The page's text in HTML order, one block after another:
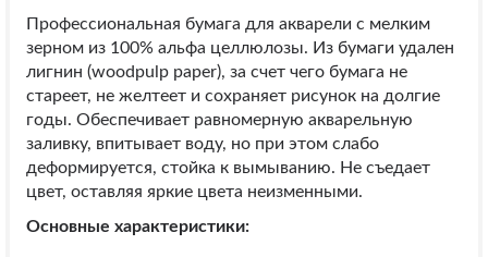
Профессиональная бумага для акварели с мелким
зерном из 100% альфа целлюлозы. Из бумаги удален
лигнин (woodpulp paper), за счет чего бумага не
стареет, не желтеет и сохраняет рисунок на долгие
годы. Обеспечивает равномерную акварельную
заливку, впитывает воду, но при этом слабо
деформируется, стойка к вымыванию. Не съедает
цвет, оставляя яркие цвета неизменными.
Основные характеристики: